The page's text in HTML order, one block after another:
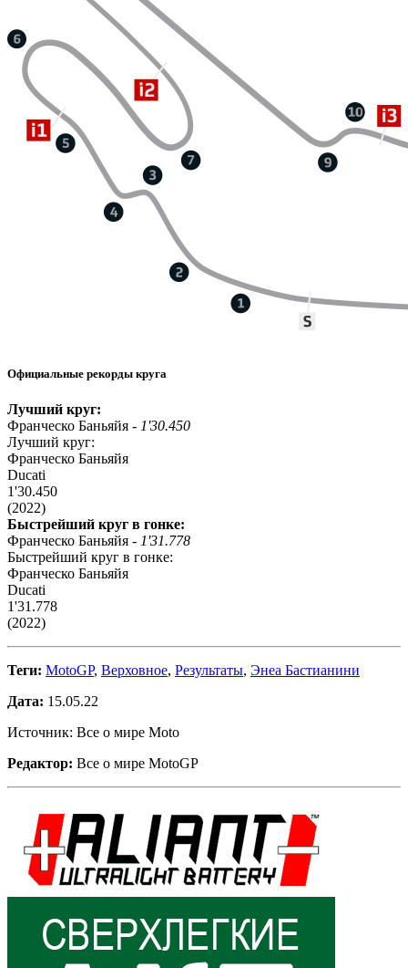
Официальные рекорды круга
Лучший круг:
Франческо Баньяйя - 1'30.450
Лучший круг:
Франческо Баньяйя
Ducati
1'30.450
(2022)
Быстрейший круг в гонке:
Франческо Баньяйя - 1'31.778
Быстрейший круг в гонке:
Франческо Баньяйя
Ducati
1'31.778
(2022)
Теги: MotoGP, Верховное, Результаты, Энеа Бастианини
Дата: 15.05.22
Источник: Все о мире Moto
Редактор: Все о мире MotoGP